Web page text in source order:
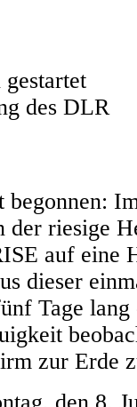
des DLR
der riesige
auf eine
dieser
Tage lang
zur Erde